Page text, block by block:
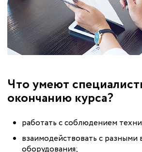
Что умеют
окончанию курса?
работать с соблюдением
взаимодействовать с разными
оборудования;